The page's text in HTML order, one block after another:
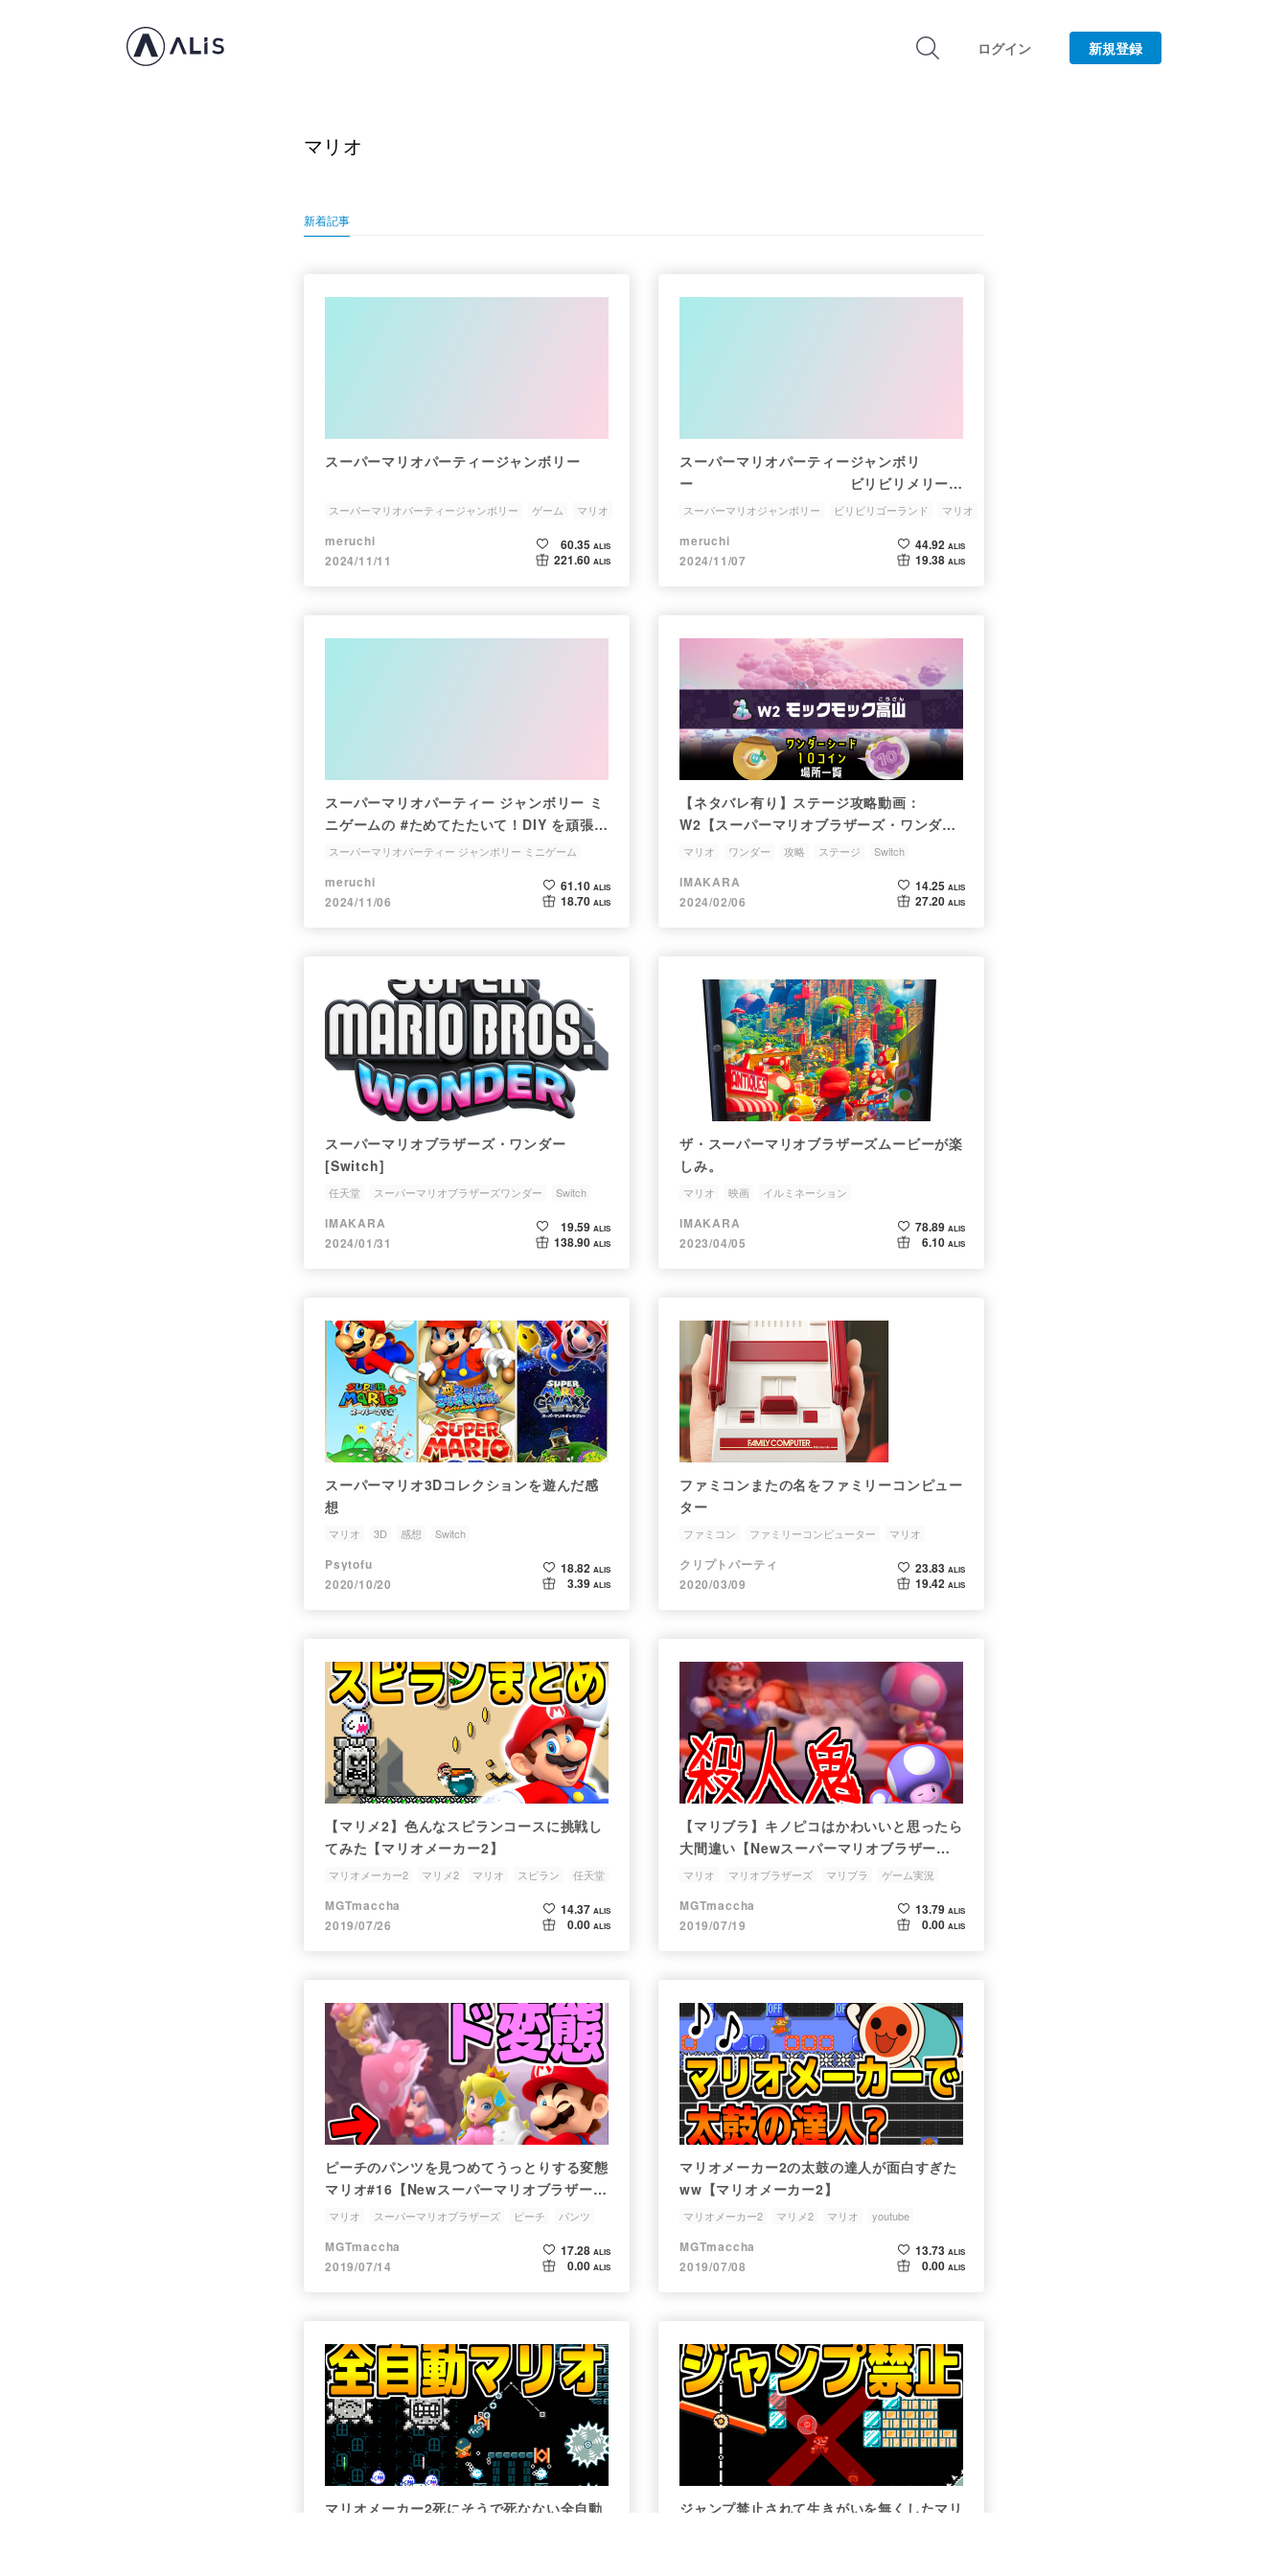
ログイン 新規登録
マリオ
新着記事
スーパーマリオパーティージャンボリー
スーパーマリオパーティージャンボリー ゲーム マリオ
meruchi
2024/11/11
60.35 ALIS
221.60 ALIS
スーパーマリオパーティージャンボリ
ー ビリビリメリーゴ
ーランド頑張ってみました。
スーパーマリオジャンボリー ビリビリゴーランド マリオ
meruchi
2024/11/07
44.92 ALIS
19.38 ALIS
スーパーマリオパーティー ジャンボリー ミ
ニゲームの #ためてたたいて！DIY を頑張っ
て練習します
スーパーマリオパーティー ジャンボリー ミニゲーム
マリオ
meruchi
2024/11/06
61.10 ALIS
18.70 ALIS
【ネタバレ有り】ステージ攻略動画：
W2【スーパーマリオブラザーズ・ワンダ
ー】
マリオ ワンダー 攻略 ステージ Switch
IMAKARA
2024/02/06
14.25 ALIS
27.20 ALIS
スーパーマリオブラザーズ・ワンダー
[Switch]
任天堂 スーパーマリオブラザーズワンダー
Switch
マリオ
ワンダー
IMAKARA
2024/01/31
19.59 ALIS
138.90 ALIS
ザ・スーパーマリオブラザーズムービーが楽
しみ。
マリオ 映画 イルミネーション
IMAKARA
2023/04/05
78.89 ALIS
6.10 ALIS
スーパーマリオ3Dコレクションを遊んだ感
想
マリオ 3D 感想 Switch
Psytofu
2020/10/20
18.82 ALIS
3.39 ALIS
ファミコンまたの名をファミリーコンピュー
ター
ファミコン ファミリーコンピューター マリオ
クリプトパーティ
2020/03/09
23.83 ALIS
19.42 ALIS
【マリメ2】色んなスピランコースに挑戦し
てみた【マリオメーカー2】
マリオメーカー2 マリメ2 マリオ スピラン 任天堂
MGTmaccha
2019/07/26
14.37 ALIS
0.00 ALIS
【マリブラ】キノピコはかわいいと思ったら
大間違い【NewスーパーマリオブラザーズU
デラックス】
マリオ マリオブラザーズ マリブラ
ゲーム実況
スーパーマリオブラザーズ
MGTmaccha
2019/07/19
13.79 ALIS
0.00 ALIS
ピーチのパンツを見つめてうっとりする変態
マリオ#16【Newスーパーマリオブラザーズ
Uデラックス】
マリオ スーパーマリオブラザーズ ピーチ
パンツ
ゲーム実況
MGTmaccha
2019/07/14
17.28 ALIS
0.00 ALIS
マリオメーカー2の太鼓の達人が面白すぎた
ww【マリオメーカー2】
マリオメーカー2 マリメ2 マリオ
youtube
ゲーム実況
MGTmaccha
2019/07/08
13.73 ALIS
0.00 ALIS
マリオメーカー2死にそうで死なない全自動
ジャンプ禁止されて生きがいを無くしたマリ